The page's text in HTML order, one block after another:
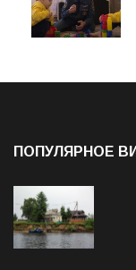
ПОПУЛЯРНОЕ